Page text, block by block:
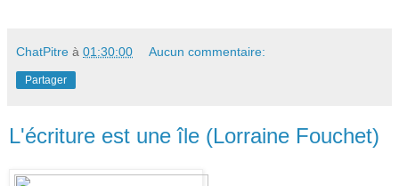
ChatPitre à 01:30:00 Aucun commentaire:
Partager
L'écriture est une île (Lorraine Fouchet)